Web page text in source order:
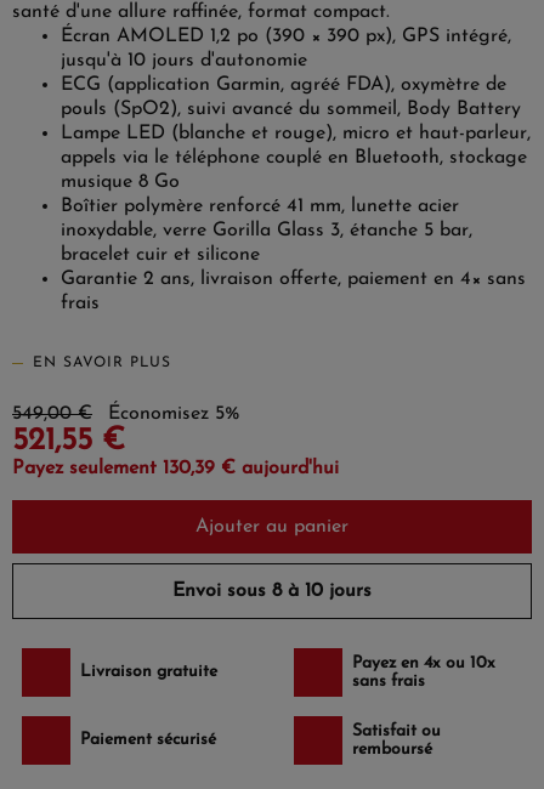
(2 avis)
santé d'une allure raffinée, format compact.
Écran AMOLED 1,2 po (390 × 390 px), GPS intégré,
jusqu'à 10 jours d'autonomie
ECG (application Garmin, agréé FDA), oxymètre de
pouls (SpO2), suivi avancé du sommeil, Body Battery
Lampe LED (blanche et rouge), micro et haut-parleur,
appels via le téléphone couplé en Bluetooth, stockage
musique 8 Go
Boîtier polymère renforcé 41 mm, lunette acier
inoxydable, verre Gorilla Glass 3, étanche 5 bar,
bracelet cuir et silicone
Garantie 2 ans, livraison offerte, paiement en 4× sans
frais
EN SAVOIR PLUS
549,00 € Économisez 5%
521,55 €
Payez seulement 130,39 € aujourd'hui
Ajouter au panier
Envoi sous 8 à 10 jours
Livraison gratuite
Payez en 4x ou 10x
sans frais
Paiement sécurisé
Satisfait ou
remboursé